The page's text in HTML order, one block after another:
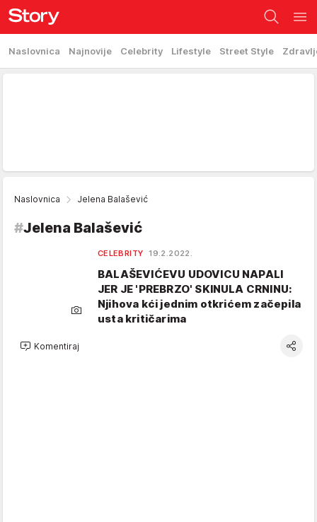
Naslovnica Najnovije Celebrity Lifestyle Street Style
Naslovnica Jelena Balašević
#Jelena Balašević
CELEBRITY 19.2.2022.
BALAŠEVIĆEVU UDOVICU NAPALI
JER JE 'PREBRZO' SKINULA CRNINU:
Njihova kći jednim otkrićem začepila
usta kritičarima
Komentiraj